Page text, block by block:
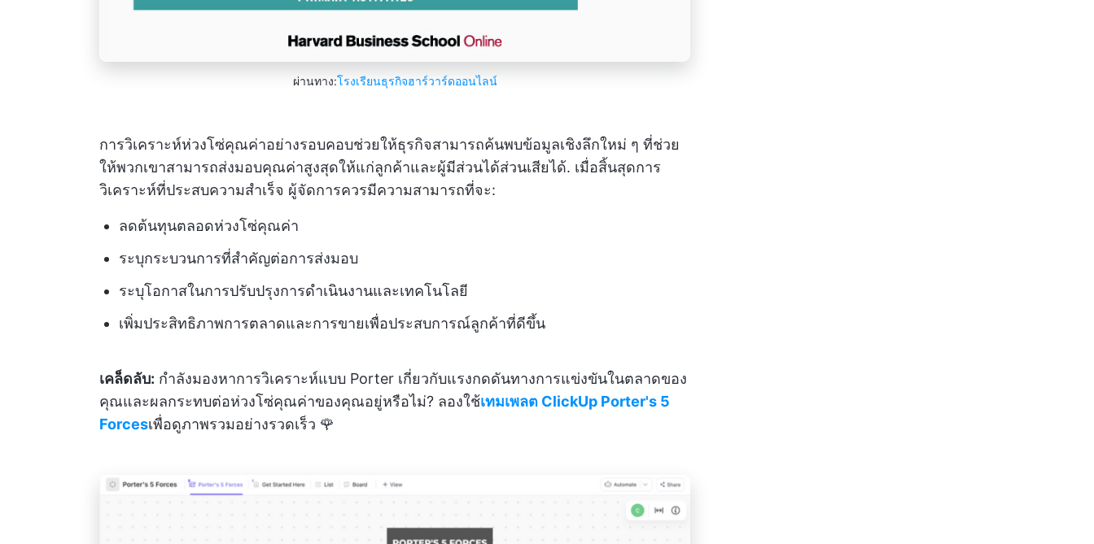
ผ่านทาง:โรงเรียนธุรกิจฮาร์วาร์ดออนไลน์
การวิเคราะห์ห่วงโซ่คุณค่าอย่างรอบคอบช่วยให้ธุรกิจสามารถค้นพบข้อมูลเชิงลึกใหม่ ๆ ที่ช่วย
ให้พวกเขาสามารถส่งมอบคุณค่าสูงสุดให้แก่ลูกค้าและผู้มีส่วนได้ส่วนเสียได้. เมื่อสิ้นสุดการ
วิเคราะห์ที่ประสบความสำเร็จ ผู้จัดการควรมีความสามารถที่จะ:
ลดต้นทุนตลอดห่วงโซ่คุณค่า
ระบุกระบวนการที่สำคัญต่อการส่งมอบ
ระบุโอกาสในการปรับปรุงการดำเนินงานและเทคโนโลยี
เพิ่มประสิทธิภาพการตลาดและการขายเพื่อประสบการณ์ลูกค้าที่ดีขึ้น
เคล็ดลับ: กำลังมองหาการวิเคราะห์แบบ Porter เกี่ยวกับแรงกดดันทางการแข่งขันในตลาดของ
คุณและผลกระทบต่อห่วงโซ่คุณค่าของคุณอยู่หรือไม่? ลองใช้เทมเพลต ClickUp Porter's 5
Forcesเพื่อดูภาพรวมอย่างรวดเร็ว 🌹